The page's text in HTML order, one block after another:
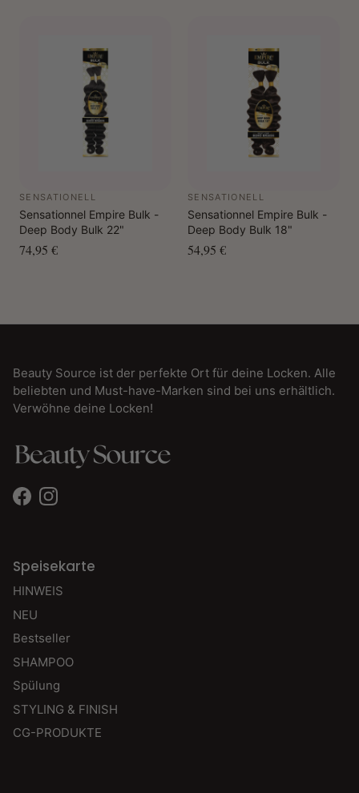
SENSATIONELL
Sensationnel Empire Bulk -
Deep Body Bulk 22"
74,95 €
SENSATIONELL
Sensationnel Empire Bulk -
Deep Body Bulk 18"
54,95 €
Beauty Source ist der perfekte Ort für deine Locken. Alle
beliebten und Must-have-Marken sind bei uns erhältlich.
Verwöhne deine Locken!
FacebookInstagram
Speisekarte
HINWEIS
NEU
Bestseller
SHAMPOO
Spülung
STYLING & FINISH
CG-PRODUKTE